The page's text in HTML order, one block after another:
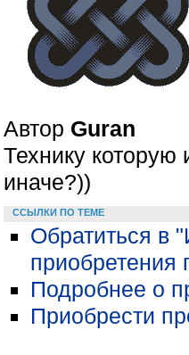
Автор Guran
Технику которую
иначе?))
ССЫЛКИ ПО ТЕМЕ
Обратиться в
приобретения
Подробнее о
Приобрести